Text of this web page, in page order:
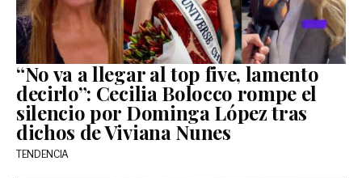
“No va a llegar al top five, lamento
decirlo”: Cecilia Bolocco rompe el
silencio por Dominga López tras
dichos de Viviana Nunes
TENDENCIA